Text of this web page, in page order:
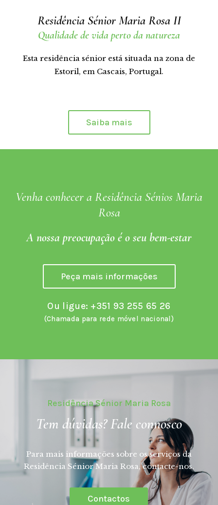
Residência Sénior Maria Rosa II
Qualidade de vida perto da natureza
Esta residência sénior está situada na zona de
Estoril, em Cascais, Portugal.
Saiba mais
Venha conhecer a Residência Sénios Maria
Rosa
A nossa preocupação é o seu bem-estar
Peça mais informações
Ou ligue: +351 93 255 65 26
(Chamada para rede móvel nacional)
Residência Sénior Maria Rosa
Tem dúvidas? Fale connosco
Para mais informações sobre os serviços da
Residência Sénior Maria Rosa, contacte-nos.
Contactos